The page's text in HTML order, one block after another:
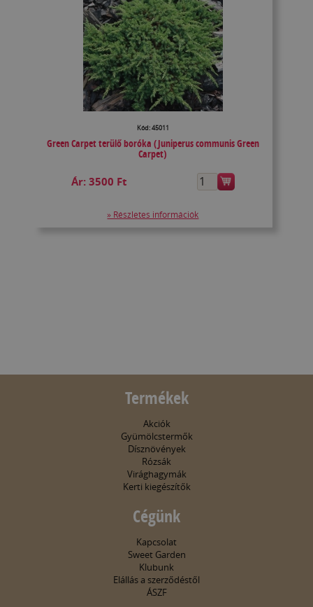
Kód: 45011
Green Carpet terülő boróka (Juniperus communis Green
Carpet)
Ár:3500 Ft
» Részletes információk
Termékek
Akciók
Gyümölcstermők
Dísznövények
Rózsák
Virághagymák
Kerti kiegészítők
Cégünk
Kapcsolat
Sweet Garden
Klubunk
Elállás a szerződéstől
ÁSZF